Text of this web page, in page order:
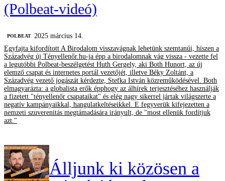
(Polbeat-videó)
‎POLBEAT
2025 március 14.
Egyfajta kifordított A Birodalom visszavágnak lehetünk szemtanúi, hiszen a
Századvég új Tényellenőr.hu-ja épp a birodalomnak vág vissza - vezette fel
a legutóbbi Polbeat-beszélgetést Huth Gergely, aki Both Hunort, az új
elemző csapat és internetes portál vezetőjét, illetve Béky Zoltánt, a
Századvég vezető jogászát kérdezte, Stefka István közreműködésével. Both
elmagyarázta: a globalista erők épphogy az álhírek terjesztéséhez használják
a fizetett "tényellenőr csapataikat" és elég nagy sikerrel jártak világszerte a
negatív kampányaikkal, hangulatkeltéseikkel. E fegyverük kifejezetten a
nemzeti szuverenitás megtámadására irányult, de "most ellenük fordítjuk
azt."
Álljunk ki közösen a